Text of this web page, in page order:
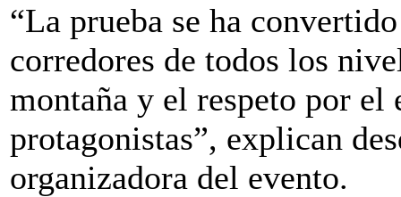
“La prueba se ha
corredores de todos los
montaña y el respeto por el
protagonistas”, explican
organizadora del evento.